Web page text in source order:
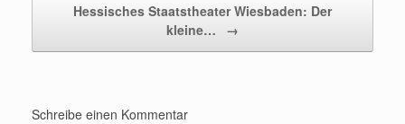
Hessisches Staatstheater Wiesbaden: Der
kleine…
→
Schreibe einen Kommentar